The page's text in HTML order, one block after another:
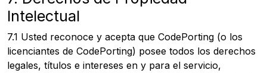
Intelectual
7.1 Usted reconoce y acepta que CodePorting (o los
licenciantes de CodePorting) posee todos los derechos
legales, títulos e intereses en y para el servicio,